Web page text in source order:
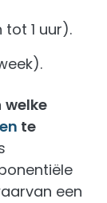
1 uur).
welke
te
een